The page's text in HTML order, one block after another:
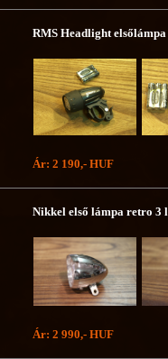
RMS Headlight
Ár: 2 190,- HUF
Nikkel első lámpa retro 3
Ár: 2 990,- HUF